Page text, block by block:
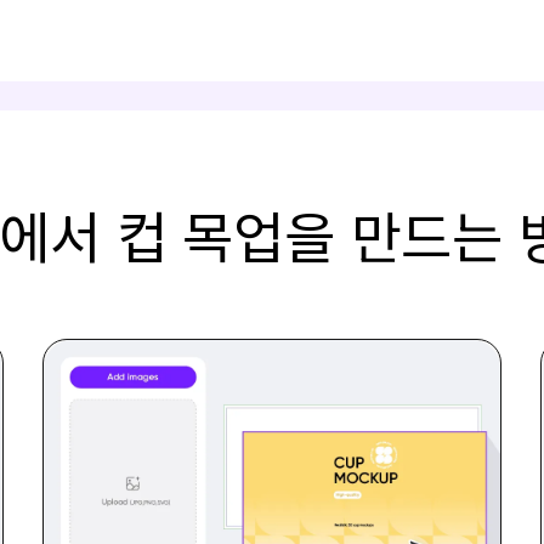
서 컵 목업을 만드는